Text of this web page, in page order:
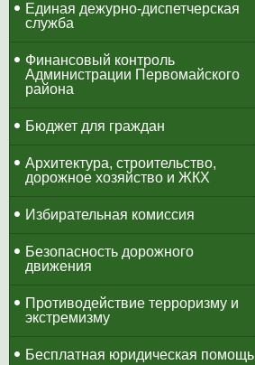
​Единая дежурно-диспетчерская
служба
​Финансовый контроль
Администрации Первомайского
района
Бюджет для граждан
Архитектура, строительство,
дорожное хозяйство и ЖКХ
Избирательная комиссия
Безопасность дорожного
движения
Противодействие терроризму и
экстремизму
Бесплатная юридическая помощь